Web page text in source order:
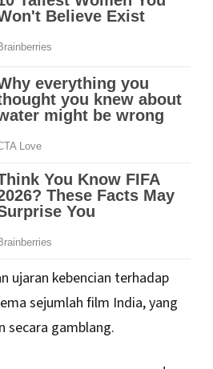
ujaran kebencian terhadap
sejumlah film India, yang
secara gamblang.